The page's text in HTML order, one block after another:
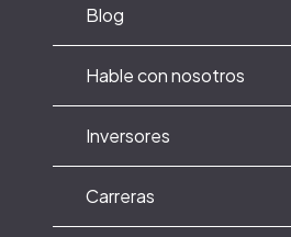
Carreras
Inversores
Hable con nosotros
Blog